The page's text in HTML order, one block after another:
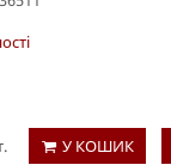
У КОШИК